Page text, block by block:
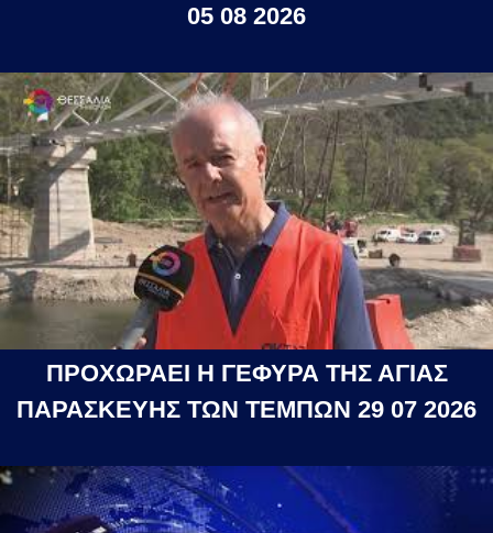
05 08 2026
ΠΡΟΧΩΡΑΕΙ Η ΓΕΦΥΡΑ ΤΗΣ ΑΓΙΑΣ
ΠΑΡΑΣΚΕΥΗΣ ΤΩΝ ΤΕΜΠΩΝ 29 07 2026